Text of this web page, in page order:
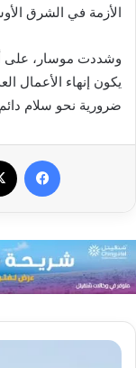
الأزمة في الشرق
وشددت موسار، على
يكون إنهاء الأعمال
ضرورية نحو سلام